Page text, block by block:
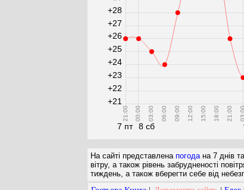
7 пт
21:00
8 сб
00:00 03:00 06:00 09:00 12:00 15:00 18:00 21:00 03:00
+21
+22
+23
+24
+25
+26
+27
+28
На сайті представлена погода на 7 днів
вітру, а також рівень забрудненості
тиждень, а також вберегти себе від